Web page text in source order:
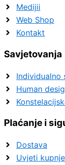
Medijii
Web Shop
Kontakt
Savjetovanja
Individualno
Human
Plaćanje i
Dostava
Uvjeti kupnje